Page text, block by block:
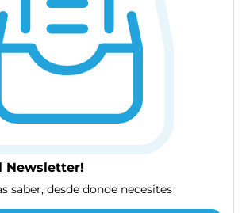
Newsletter!
saber, desde donde necesites